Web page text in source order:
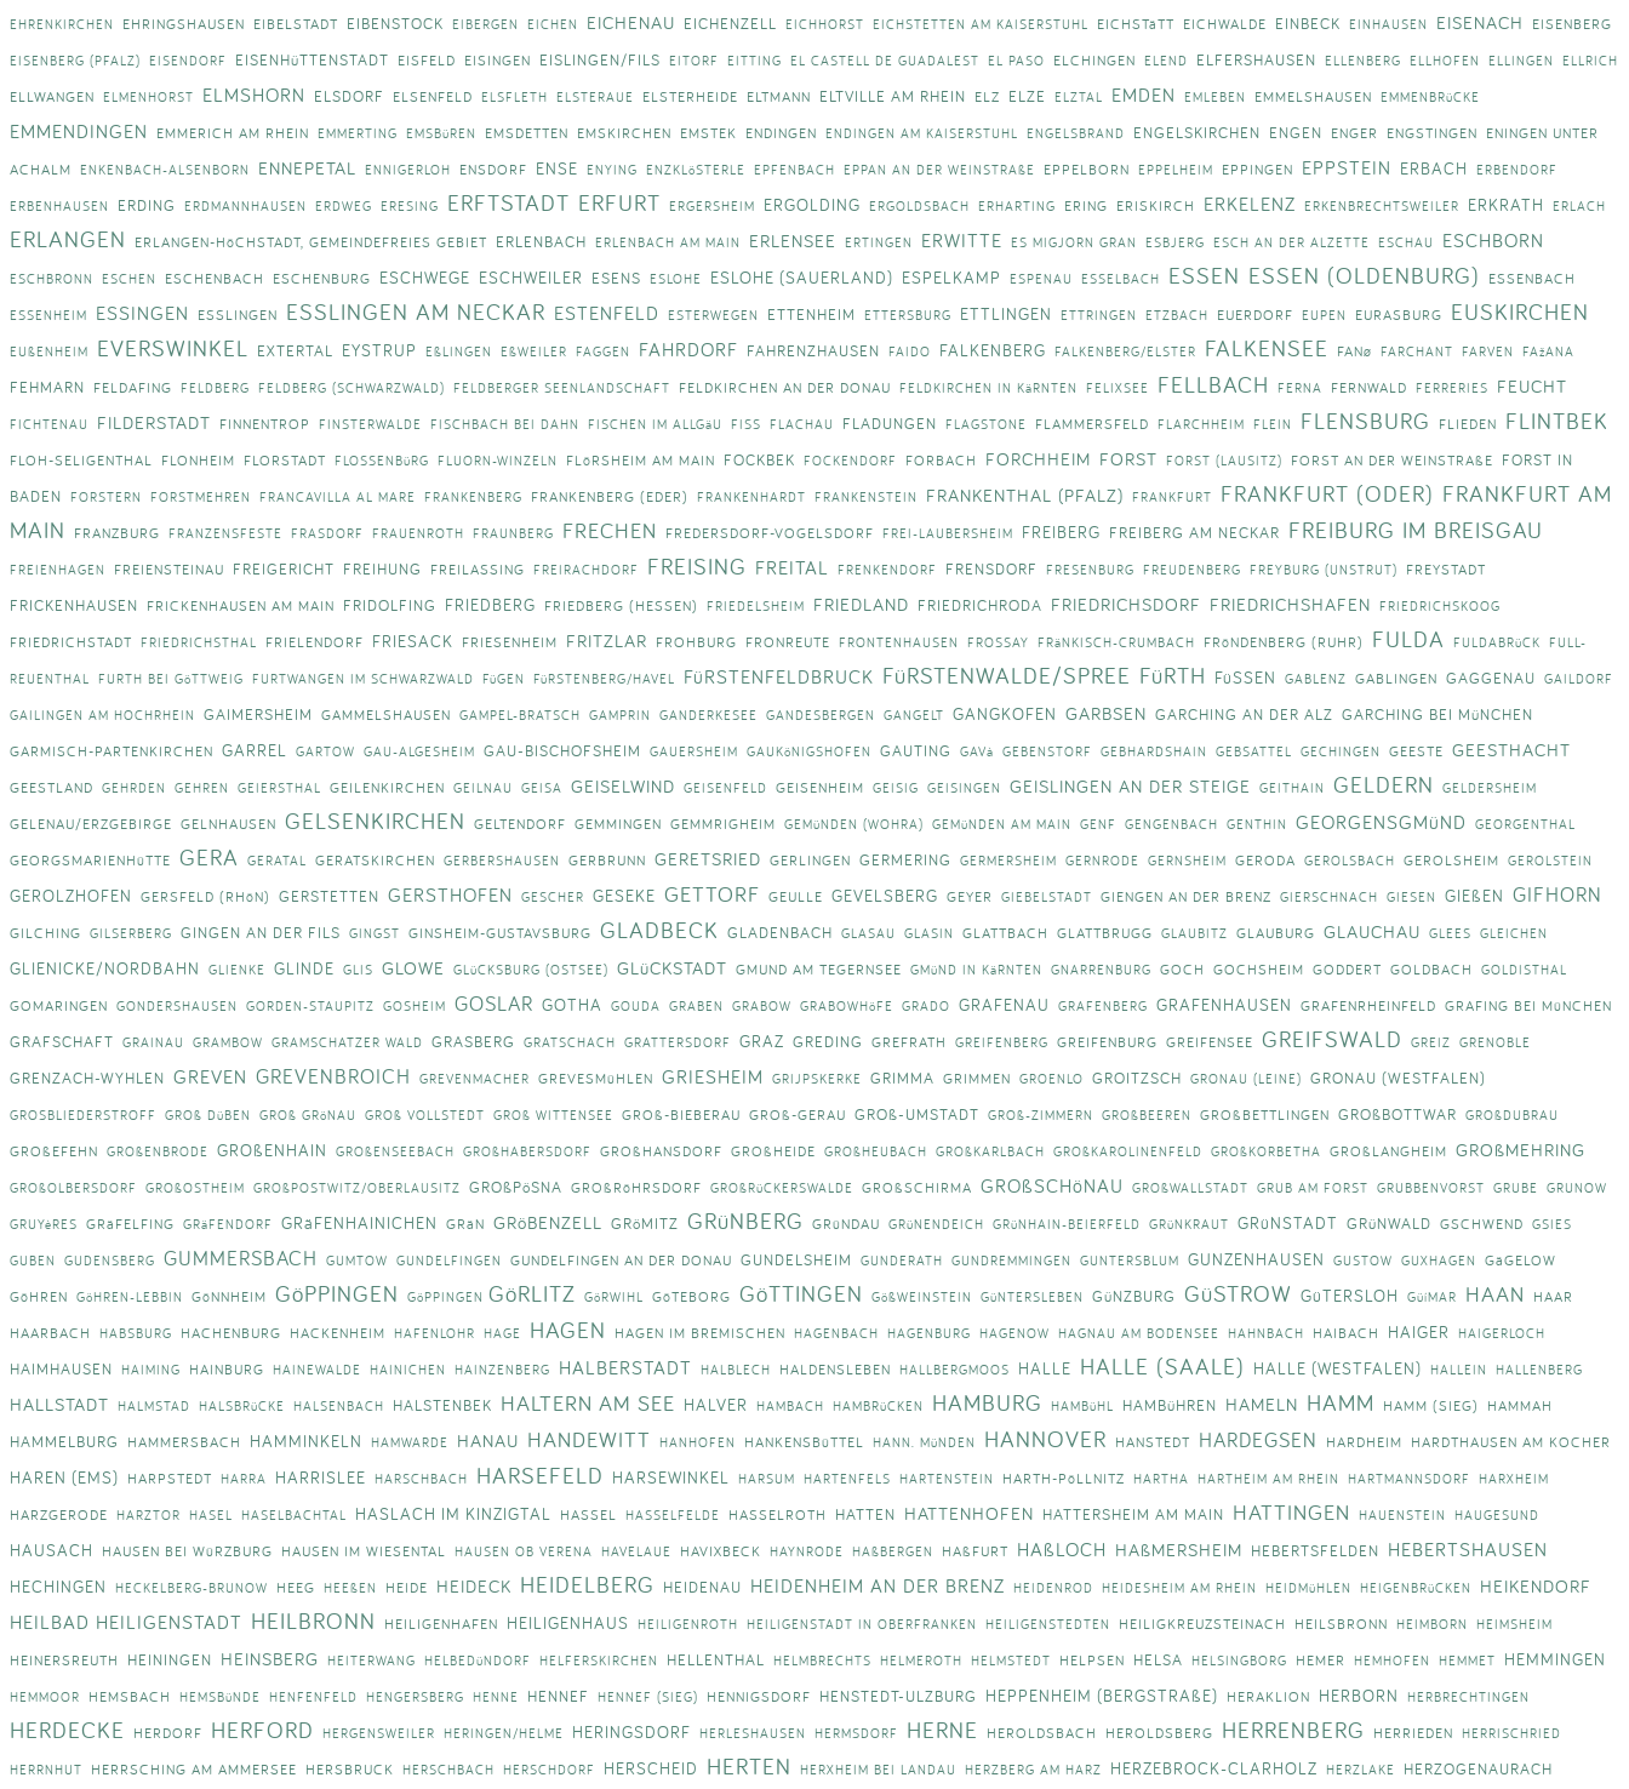
EHRENKIRCHEN EHRINGSHAUSEN EIBELSTADT EIBENSTOCK EIBERGEN EICHEN EICHENAU EICHENZELL EICHHORST EICHSTETTEN AM KAISERSTUHL EICHSTäTT EICHWALDE EINBECK EINHAUSEN EISENACH EISENBERG
EISENBERG (PFALZ) EISENDORF EISENHüTTENSTADT EISFELD EISINGEN EISLINGEN/FILS EITORF EITTING EL CASTELL DE GUADALEST EL PASO ELCHINGEN ELEND ELFERSHAUSEN ELLENBERG ELLHOFEN ELLINGEN ELLRICH
ELLWANGEN ELMENHORST ELMSHORN ELSDORF ELSENFELD ELSFLETH ELSTERAUE ELSTERHEIDE ELTMANN ELTVILLE AM RHEIN ELZ ELZE ELZTAL EMDEN EMLEBEN EMMELSHAUSEN EMMENBRüCKE
EMMENDINGEN EMMERICH AM RHEIN EMMERTING EMSBüREN EMSDETTEN EMSKIRCHEN EMSTEK ENDINGEN ENDINGEN AM KAISERSTUHL ENGELSBRAND ENGELSKIRCHEN ENGEN ENGER ENGSTINGEN ENINGEN UNTER
ACHALM
ENKENBACH-ALSENBORN ENNEPETAL ENNIGERLOH ENSDORF ENSE ENYING ENZKLöSTERLE EPFENBACH EPPAN AN DER WEINSTRAßE EPPELBORN EPPELHEIM EPPINGEN EPPSTEIN ERBACH ERBENDORF
ERBENHAUSEN ERDING ERDMANNHAUSEN ERDWEG ERESING ERFTSTADT ERFURT ERGERSHEIM ERGOLDING ERGOLDSBACH ERHARTING ERING ERISKIRCH ERKELENZ ERKENBRECHTSWEILER ERKRATH ERLACH
ERLANGEN ERLANGEN-HöCHSTADT, GEMEINDEFREIES GEBIET ERLENBACH ERLENBACH AM MAIN ERLENSEE ERTINGEN ERWITTE ES MIGJORN GRAN ESBJERG ESCH AN DER ALZETTE ESCHAU ESCHBORN
ESCHBRONN ESCHEN ESCHENBACH ESCHENBURG ESCHWEGE ESCHWEILER ESENS ESLOHE ESLOHE (SAUERLAND) ESPELKAMP ESPENAU ESSELBACH ESSEN ESSEN (OLDENBURG) ESSENBACH
ESSENHEIM ESSINGEN ESSLINGEN ESSLINGEN AM NECKAR ESTENFELD ESTERWEGEN ETTENHEIM ETTERSBURG ETTLINGEN ETTRINGEN ETZBACH EUERDORF EUPEN EURASBURG EUSKIRCHEN
EUßENHEIM EVERSWINKEL EXTERTAL EYSTRUP EßLINGEN EßWEILER FAGGEN FAHRDORF FAHRENZHAUSEN FAIDO FALKENBERG FALKENBERG/ELSTER FALKENSEE FANø FARCHANT FARVEN FAžANA
FEHMARN FELDAFING FELDBERG FELDBERG (SCHWARZWALD) FELDBERGER SEENLANDSCHAFT FELDKIRCHEN AN DER DONAU FELDKIRCHEN IN KäRNTEN FELIXSEE FELLBACH FERNA FERNWALD FERRERIES FEUCHT
FICHTENAU FILDERSTADT FINNENTROP FINSTERWALDE FISCHBACH BEI DAHN FISCHEN IM ALLGäU FISS FLACHAU FLADUNGEN FLAGSTONE FLAMMERSFELD FLARCHHEIM FLEIN FLENSBURG FLIEDEN FLINTBEK
FLOH-SELIGENTHAL FLONHEIM FLORSTADT FLOSSENBüRG FLUORN-WINZELN FLöRSHEIM AM MAIN FOCKBEK FOCKENDORF FORBACH FORCHHEIM FORST FORST (LAUSITZ) FORST AN DER WEINSTRAßE FORST IN
BADEN
FORSTERN FORSTMEHREN FRANCAVILLA AL MARE FRANKENBERG FRANKENBERG (EDER) FRANKENHARDT FRANKENSTEIN FRANKENTHAL (PFALZ) FRANKFURT FRANKFURT (ODER) FRANKFURT AM
MAIN
FRANZBURG FRANZENSFESTE FRASDORF FRAUENROTH FRAUNBERG FRECHEN FREDERSDORF-VOGELSDORF FREI-LAUBERSHEIM FREIBERG FREIBERG AM NECKAR FREIBURG IM BREISGAU
FREIENHAGEN FREIENSTEINAU FREIGERICHT FREIHUNG FREILASSING FREIRACHDORF FREISING FREITAL FRENKENDORF FRENSDORF FRESENBURG FREUDENBERG FREYBURG (UNSTRUT) FREYSTADT
FRICKENHAUSEN FRICKENHAUSEN AM MAIN FRIDOLFING FRIEDBERG FRIEDBERG (HESSEN) FRIEDELSHEIM FRIEDLAND FRIEDRICHRODA FRIEDRICHSDORF FRIEDRICHSHAFEN FRIEDRICHSKOOG
FRIEDRICHSTADT FRIEDRICHSTHAL FRIELENDORF FRIESACK FRIESENHEIM FRITZLAR FROHBURG FRONREUTE FRONTENHAUSEN FROSSAY FRäNKISCH-CRUMBACH FRöNDENBERG (RUHR) FULDA FULDABRüCK FULL-
REUENTHAL FURTH BEI GöTTWEIG FURTWANGEN IM SCHWARZWALD FüGEN FüRSTENBERG/HAVEL FüRSTENFELDBRUCK FüRSTENWALDE/SPREE FüRTH FüSSEN GABLENZ GABLINGEN GAGGENAU GAILDORF
GAILINGEN AM HOCHRHEIN GAIMERSHEIM GAMMELSHAUSEN GAMPEL-BRATSCH GAMPRIN GANDERKESEE GANDESBERGEN GANGELT GANGKOFEN GARBSEN GARCHING AN DER ALZ GARCHING BEI MüNCHEN
GARMISCH-PARTENKIRCHEN GARREL GARTOW GAU-ALGESHEIM GAU-BISCHOFSHEIM GAUERSHEIM GAUKöNIGSHOFEN GAUTING GAVà GEBENSTORF GEBHARDSHAIN GEBSATTEL GECHINGEN GEESTE GEESTHACHT
GEESTLAND GEHRDEN GEHREN GEIERSTHAL GEILENKIRCHEN GEILNAU GEISA GEISELWIND GEISENFELD GEISENHEIM GEISIG GEISINGEN GEISLINGEN AN DER STEIGE GEITHAIN GELDERN GELDERSHEIM
GELENAU/ERZGEBIRGE GELNHAUSEN GELSENKIRCHEN GELTENDORF GEMMINGEN GEMMRIGHEIM GEMüNDEN (WOHRA) GEMüNDEN AM MAIN GENF GENGENBACH GENTHIN GEORGENSGMüND GEORGENTHAL
GEORGSMARIENHüTTE GERA GERATAL GERATSKIRCHEN GERBERSHAUSEN GERBRUNN GERETSRIED GERLINGEN GERMERING GERMERSHEIM GERNRODE GERNSHEIM GERODA GEROLSBACH GEROLSHEIM GEROLSTEIN
GEROLZHOFEN GERSFELD (RHöN) GERSTETTEN GERSTHOFEN GESCHER GESEKE GETTORF GEULLE GEVELSBERG GEYER GIEBELSTADT GIENGEN AN DER BRENZ GIERSCHNACH GIESEN GIEßEN GIFHORN
GILCHING GILSERBERG GINGEN AN DER FILS GINGST GINSHEIM-GUSTAVSBURG GLADBECK GLADENBACH GLASAU GLASIN GLATTBACH GLATTBRUGG GLAUBITZ GLAUBURG GLAUCHAU GLEES GLEICHEN
GLIENICKE/NORDBAHN GLIENKE GLINDE GLIS GLOWE GLüCKSBURG (OSTSEE) GLüCKSTADT GMUND AM TEGERNSEE GMüND IN KäRNTEN GNARRENBURG GOCH GOCHSHEIM GODDERT GOLDBACH GOLDISTHAL
GOMARINGEN GONDERSHAUSEN GORDEN-STAUPITZ GOSHEIM GOSLAR GOTHA GOUDA GRABEN GRABOW GRABOWHöFE GRADO GRAFENAU GRAFENBERG GRAFENHAUSEN GRAFENRHEINFELD GRAFING BEI MüNCHEN
GRAFSCHAFT GRAINAU GRAMBOW GRAMSCHATZER WALD GRASBERG GRATSCHACH GRATTERSDORF GRAZ GREDING GREFRATH GREIFENBERG GREIFENBURG GREIFENSEE GREIFSWALD GREIZ GRENOBLE
GRENZACH-WYHLEN GREVEN GREVENBROICH GREVENMACHER GREVESMüHLEN GRIESHEIM GRIJPSKERKE GRIMMA GRIMMEN GROENLO GROITZSCH GRONAU (LEINE) GRONAU (WESTFALEN)
GROSBLIEDERSTROFF GROß DüBEN GROß GRöNAU GROß VOLLSTEDT GROß WITTENSEE GROß-BIEBERAU GROß-GERAU GROß-UMSTADT GROß-ZIMMERN GROßBEEREN GROßBETTLINGEN GROßBOTTWAR GROßDUBRAU
GROßEFEHN GROßENBRODE GROßENHAIN GROßENSEEBACH GROßHABERSDORF GROßHANSDORF GROßHEIDE GROßHEUBACH GROßKARLBACH GROßKAROLINENFELD GROßKORBETHA GROßLANGHEIM GROßMEHRING
GROßOLBERSDORF GROßOSTHEIM GROßPOSTWITZ/OBERLAUSITZ GROßPöSNA GROßRöHRSDORF GROßRüCKERSWALDE GROßSCHIRMA GROßSCHöNAU GROßWALLSTADT GRUB AM FORST GRUBBENVORST GRUBE GRUNOW
GRUYèRES GRäFELFING GRäFENDORF GRäFENHAINICHEN GRäN GRöBENZELL GRöMITZ GRüNBERG GRüNDAU GRüNENDEICH GRüNHAIN-BEIERFELD GRüNKRAUT GRüNSTADT GRüNWALD GSCHWEND GSIES
GUBEN GUDENSBERG GUMMERSBACH GUMTOW GUNDELFINGEN GUNDELFINGEN AN DER DONAU GUNDELSHEIM GUNDERATH GUNDREMMINGEN GUNTERSBLUM GUNZENHAUSEN GUSTOW GUXHAGEN
GäGELOW
GöHREN GöHREN-LEBBIN GöNNHEIM GöPPINGEN GöPPINGEN GöRLITZ GöRWIHL GöTEBORG GöTTINGEN GößWEINSTEIN GüNTERSLEBEN GüNZBURG GüSTROW GüTERSLOH GüíMAR HAAN
HAAR
HAARBACH
HABSBURG HACHENBURG HACKENHEIM HAFENLOHR HAGE HAGEN HAGEN IM BREMISCHEN HAGENBACH HAGENBURG HAGENOW HAGNAU AM BODENSEE HAHNBACH HAIBACH HAIGER HAIGERLOCH
HAIMHAUSEN HAIMING HAINBURG HAINEWALDE HAINICHEN HAINZENBERG HALBERSTADT HALBLECH HALDENSLEBEN HALLBERGMOOS HALLE HALLE (SAALE) HALLE (WESTFALEN) HALLEIN HALLENBERG
HALLSTADT HALMSTAD HALSBRüCKE HALSENBACH HALSTENBEK HALTERN AM SEE HALVER HAMBACH HAMBRüCKEN HAMBURG HAMBüHL HAMBüHREN HAMELN HAMM HAMM (SIEG) HAMMAH
HAMMELBURG HAMMERSBACH HAMMINKELN HAMWARDE HANAU HANDEWITT HANHOFEN HANKENSBüTTEL HANN. MüNDEN HANNOVER HANSTEDT HARDEGSEN HARDHEIM HARDTHAUSEN AM KOCHER
HAREN (EMS) HARPSTEDT HARRA HARRISLEE HARSCHBACH HARSEFELD HARSEWINKEL HARSUM HARTENFELS HARTENSTEIN HARTH-PöLLNITZ HARTHA HARTHEIM AM RHEIN HARTMANNSDORF HARXHEIM
HARZGERODE HARZTOR HASEL HASELBACHTAL HASLACH IM KINZIGTAL HASSEL HASSELFELDE HASSELROTH HATTEN HATTENHOFEN HATTERSHEIM AM MAIN HATTINGEN HAUENSTEIN HAUGESUND
HAUSACH HAUSEN BEI WüRZBURG HAUSEN IM WIESENTAL HAUSEN OB VERENA HAVELAUE HAVIXBECK HAYNRODE HAßBERGEN HAßFURT HAßLOCH HAßMERSHEIM HEBERTSFELDEN HEBERTSHAUSEN
HECHINGEN HECKELBERG-BRUNOW HEEG HEEßEN HEIDE HEIDECK HEIDELBERG HEIDENAU HEIDENHEIM AN DER BRENZ HEIDENROD HEIDESHEIM AM RHEIN HEIDMüHLEN HEIGENBRüCKEN HEIKENDORF
HEILBAD HEILIGENSTADT HEILBRONN HEILIGENHAFEN HEILIGENHAUS HEILIGENROTH HEILIGENSTADT IN OBERFRANKEN HEILIGENSTEDTEN HEILIGKREUZSTEINACH HEILSBRONN HEIMBORN HEIMSHEIM
HEINERSREUTH HEININGEN HEINSBERG HEITERWANG HELBEDüNDORF HELFERSKIRCHEN HELLENTHAL HELMBRECHTS HELMEROTH HELMSTEDT HELPSEN HELSA HELSINGBORG HEMER HEMHOFEN HEMMET HEMMINGEN
HEMMOOR HEMSBACH HEMSBüNDE HENFENFELD HENGERSBERG HENNE HENNEF HENNEF (SIEG) HENNIGSDORF HENSTEDT-ULZBURG HEPPENHEIM (BERGSTRAßE) HERAKLION HERBORN HERBRECHTINGEN
HERDECKE HERDORF HERFORD HERGENSWEILER HERINGEN/HELME HERINGSDORF HERLESHAUSEN HERMSDORF HERNE HEROLDSBACH HEROLDSBERG HERRENBERG HERRIEDEN HERRISCHRIED
HERRNHUT HERRSCHING AM AMMERSEE HERSBRUCK HERSCHBACH HERSCHDORF HERSCHEID HERTEN HERXHEIM BEI LANDAU HERZBERG AM HARZ HERZEBROCK-CLARHOLZ HERZLAKE HERZOGENAURACH